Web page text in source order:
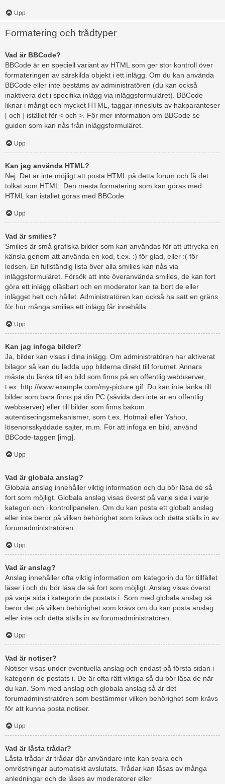
Upp
Formatering och trådtyper
Vad är BBCode?
BBCode är en speciell variant av HTML som ger stor kontroll över
formateringen av särskilda objekt i ett inlägg. Om du kan använda
BBCode eller inte bestäms av administratören (du kan också
inaktivera det i specifika inlägg via inläggsformuläret). BBCode
liknar i mångt och mycket HTML, taggar innesluts av hakparanteser
[ och ] istället för < och >. För mer information om BBCode se
guiden som kan nås från inläggsformuläret.
Upp
Kan jag använda HTML?
Nej. Det är inte möjligt att posta HTML på detta forum och få det
tolkat som HTML. Den mesta formatering som kan göras med
HTML kan istället göras med BBCode.
Upp
Vad är smilies?
Smilies är små grafiska bilder som kan användas för att uttrycka en
känsla genom att använda en kod, t.ex. :) för glad, eller :( för
ledsen. En fullständig lista över alla smilies kan nås via
inläggsformuläret. Försök att inte överanvända smilies, de kan fort
göra ett inlägg oläsbart och en moderator kan ta bort de eller
inlägget helt och hållet. Administratören kan också ha satt en gräns
för hur många smilies ett inlägg får innehålla.
Upp
Kan jag infoga bilder?
Ja, bilder kan visas i dina inlägg. Om administratören har aktiverat
bilagor så kan du ladda upp bilderna direkt till forumet. Annars
måste du länka till en bild som finns på en offentlig webbserver,
t.ex. http://www.example.com/my-picture.gif. Du kan inte länka till
bilder som bara finns på din PC (såvida den inte är en offentlig
webbserver) eller till bilder som finns bakom
autentiseringsmekanismer, som t.ex. Hotmail eller Yahoo,
lösenorsskyddade sajter, m.m. För att infoga en bild, använd
BBCode-taggen [img].
Upp
Vad är globala anslag?
Globala anslag innehåller viktig information och du bör läsa de så
fort som möjligt. Globala anslag visas överst på varje sida i varje
kategori och i kontrollpanelen. Om du kan posta ett globalt anslag
eller inte beror på vilken behörighet som krävs och detta ställs in av
forumadministratören.
Upp
Vad är anslag?
Anslag innehåller ofta viktig information om kategorin du för tillfället
läser i och du bör läsa de så fort som möjligt. Anslag visas överst
på varje sida i kategorin de postats i. Som med globala anslag så
beror det på vilken behörighet som krävs om du kan posta anslag
eller inte och detta ställs in av forumadministratören.
Upp
Vad är notiser?
Notiser visas under eventuella anslag och endast på första sidan i
kategorin de postats i. De är ofta rätt viktiga så du bör läsa de när
du kan. Som med anslag och globala anslag så är det
forumadministratören som bestämmer vilken behörighet som krävs
för att kunna posta notiser.
Upp
Vad är låsta trådar?
Låsta trådar är trådar där användare inte kan svara och
omröstningar automatiskt avslutats. Trådar kan låsas av många
anledningar och de låses av moderatorer eller